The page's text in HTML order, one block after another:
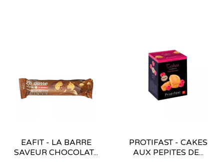
EAFIT - LA BARRE
SAVEUR CHOCOLAT...
PROTIFAST - CAKES
AUX PEPITES DE...